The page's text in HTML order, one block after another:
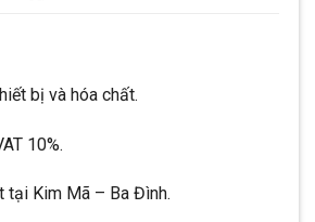
bị và hóa chất.
10%.
tại Kim Mã – Ba Đình.